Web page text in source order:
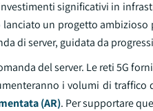
significativi in
un progetto ambizioso
di server, guidata da
del server. Le reti 5G
i volumi di traffico
(AR). Per supportare